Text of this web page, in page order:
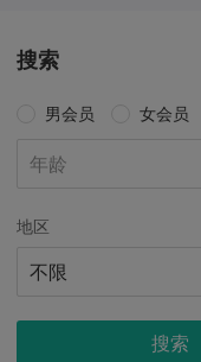
搜索
男会员 女会员
年龄
地区
不限
搜索